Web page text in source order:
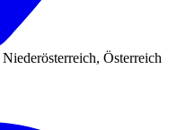
Niederösterreich, Österreich